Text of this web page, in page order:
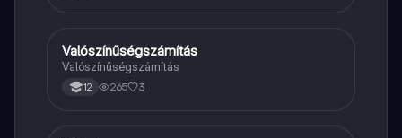
Matek
Valószínűségszámítás
Valószínűségszámítás
12 265 3